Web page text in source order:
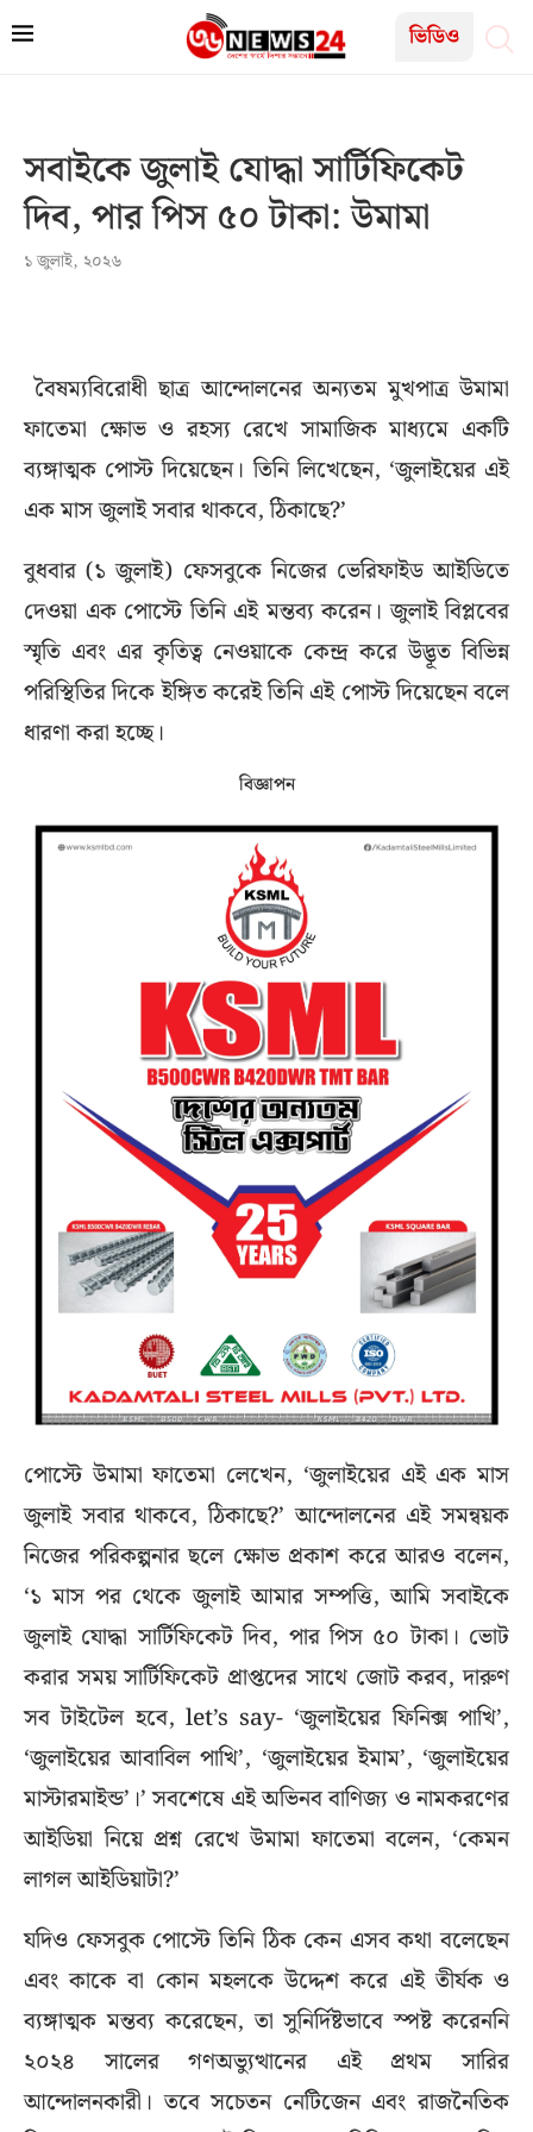
ভিডিও
সবাইকে জুলাই যোদ্ধা সার্টিফিকেট
দিব, পার পিস ৫০ টাকা: উমামা
১ জুলাই, ২০২৬
বৈষম্যবিরোধী ছাত্র আন্দোলনের অন্যতম মুখপাত্র উমামা
ফাতেমা ক্ষোভ ও রহস্য রেখে সামাজিক মাধ্যমে একটি
ব্যঙ্গাত্মক পোস্ট দিয়েছেন। তিনি লিখেছেন, ‘জুলাইয়ের এই
এক মাস জুলাই সবার থাকবে, ঠিকাছে?’
বুধবার (১ জুলাই) ফেসবুকে নিজের ভেরিফাইড আইডিতে
দেওয়া এক পোস্টে তিনি এই মন্তব্য করেন। জুলাই বিপ্লবের
স্মৃতি এবং এর কৃতিত্ব নেওয়াকে কেন্দ্র করে উদ্ভূত বিভিন্ন
পরিস্থিতির দিকে ইঙ্গিত করেই তিনি এই পোস্ট দিয়েছেন বলে
ধারণা করা হচ্ছে।
বিজ্ঞাপন
পোস্টে উমামা ফাতেমা লেখেন, ‘জুলাইয়ের এই এক মাস
জুলাই সবার থাকবে, ঠিকাছে?’ আন্দোলনের এই সমন্বয়ক
নিজের পরিকল্পনার ছলে ক্ষোভ প্রকাশ করে আরও বলেন,
‘১ মাস পর থেকে জুলাই আমার সম্পত্তি, আমি সবাইকে
জুলাই যোদ্ধা সার্টিফিকেট দিব, পার পিস ৫০ টাকা। ভোট
করার সময় সার্টিফিকেট প্রাপ্তদের সাথে জোট করব, দারুণ
সব টাইটেল হবে, let’s say- ‘জুলাইয়ের ফিনিক্স পাখি’,
‘জুলাইয়ের আবাবিল পাখি’, ‘জুলাইয়ের ইমাম’, ‘জুলাইয়ের
মাস্টারমাইন্ড’।’ সবশেষে এই অভিনব বাণিজ্য ও নামকরণের
আইডিয়া নিয়ে প্রশ্ন রেখে উমামা ফাতেমা বলেন, ‘কেমন
লাগল আইডিয়াটা?’
যদিও ফেসবুক পোস্টে তিনি ঠিক কেন এসব কথা বলেছেন
এবং কাকে বা কোন মহলকে উদ্দেশ করে এই তীর্যক ও
ব্যঙ্গাত্মক মন্তব্য করেছেন, তা সুনির্দিষ্টভাবে স্পষ্ট করেননি
২০২৪ সালের গণঅভ্যুত্থানের এই প্রথম সারির
আন্দোলনকারী। তবে সচেতন নেটিজেন এবং রাজনৈতিক